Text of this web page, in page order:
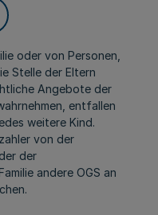
oder von Personen,
Stelle der Eltern
Angebote der
entfallen
weitere Kind.
von der
der
andere OGS an